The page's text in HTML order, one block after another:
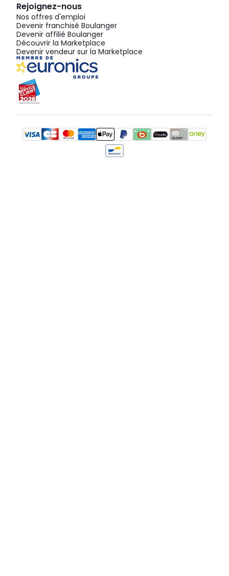
Rejoignez-nous
Nos offres d'emploi
Devenir franchisé Boulanger
Devenir affilié Boulanger
Découvrir la Marketplace
Devenir vendeur sur la Marketplace